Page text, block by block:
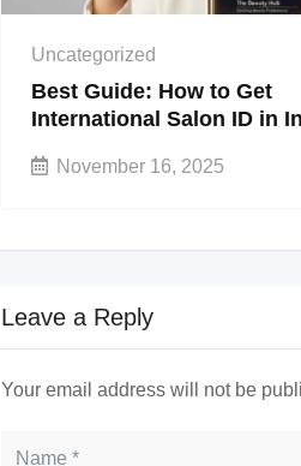
Uncategorized
Best Guide: How to Get
International Salon ID in
November 16, 2025
Leave a Reply
Your email address will not be